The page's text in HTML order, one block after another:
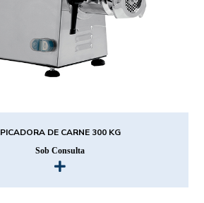
PICADORA DE CARNE 300 KG
Sob Consulta